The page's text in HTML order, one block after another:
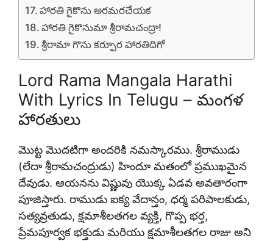
హారతి గైకొను అరమరచేయక
హారతి గైకొనుమా శ్రీరామచంద్రా!
శ్రీరామా గొను కర్పూర హారతిదిగో
Lord Rama Mangala Harathi
With Lyrics In Telugu – మంగళ
హారతులు
మొట్ట మొదటిగా అందరికి నమస్కారము. శ్రీరాముడు
(లేదా శ్రీరామచంద్రుడు) హిందూ మతంలో ప్రముఖమైన
దేవుడు. ఆయనను విష్ణువు యొక్క ఏడవ అవతారంగా
పూజిస్తారు. రాముడు ఐక్య వేదాన్తం, ధర్మ పరిపాలకుడు,
సత్యవ్రతుడు, క్షమాశీలతగల వ్యక్తి, గొప్ప భర్త,
ప్రేమపూర్వక భక్తుడు మరియు క్షమాశీలతగల రాజు అని